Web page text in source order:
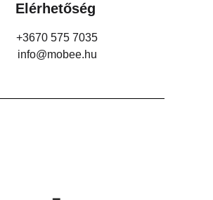
Elérhetőség
+3670 575 7035
info@mobee.hu